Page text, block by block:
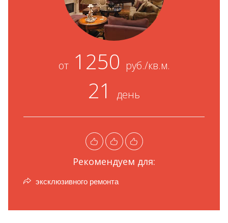
от1250 руб./кв.м.
21 день
Рекомендуем для:
эксклюзивного ремонта